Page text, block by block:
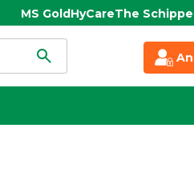
MS GoldHyCareThe